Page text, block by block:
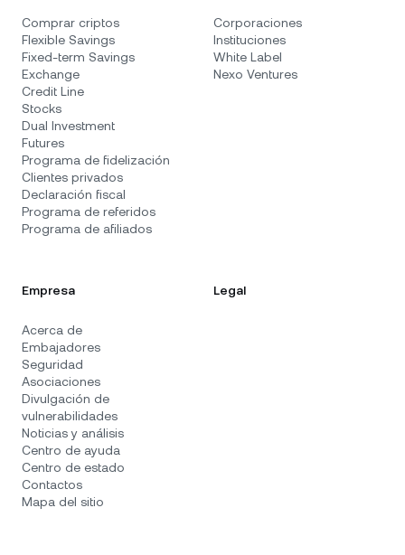
Comprar criptos
Flexible Savings
Fixed-term Savings
Exchange
Credit Line
Stocks
Dual Investment
Futures
Programa de fidelización
Clientes privados
Declaración fiscal
Programa de referidos
Programa de afiliados
Corporaciones
Instituciones
White Label
Nexo Ventures
Empresa
Acerca de
Embajadores
Seguridad
Asociaciones
Divulgación de
vulnerabilidades
Noticias y análisis
Centro de ayuda
Centro de estado
Contactos
Mapa del sitio
Legal